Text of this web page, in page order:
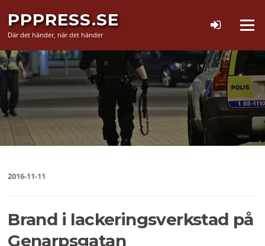
innehåll
PPPRESS.SE
Där det händer, när det händer
Meny
2016-11-11
Brand i lackeringsverkstad på
Genarpsgatan